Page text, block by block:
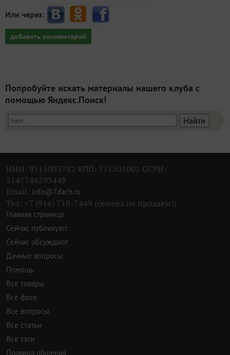
Или через:
добавить комментарий
Попробуйте искать материалы нашего клуба с
помощью Яндекс.Поиск!
ИНН: 9715003782 КПП: 771501001 ОГРН:
5147746293448
Email: info@7dach.ru
Тел: +7 (916) 710-7449 (семена не продаем!)
Главная страница
Сейчас публикуют
Сейчас обсуждают
Дачные вопросы
Помощь
Все товары
Все фото
Все вопросы
Все статьи
Все тэги
Правила общения